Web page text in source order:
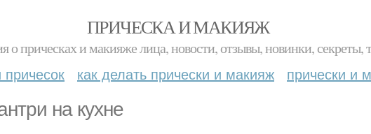
ПРИЧЕСКА И МАКИЯЖ
о прическах и макияже лица, новости, отзывы, новинки, секреты,
как делать прически и макияж прически и
на кухне